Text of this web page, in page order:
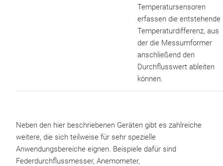
Temperatursensoren
erfassen die entstehende
Temperaturdifferenz, aus
der die Messumformer
anschließend den
Durchflusswert ableiten
können.
Neben den hier beschriebenen Geräten gibt es zahlreiche
weitere, die sich teilweise für sehr spezielle
Anwendungsbereiche eignen. Beispiele dafür sind
Federdurchflussmesser, Anemometer,